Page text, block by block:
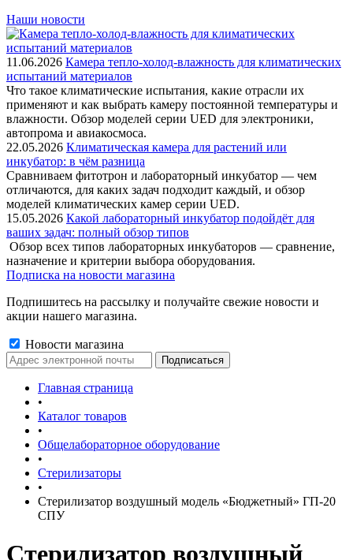
Наши новости
11.06.2026 Камера тепло-холод-влажность для климатических
испытаний материалов
Что такое климатические испытания, какие отрасли их
применяют и как выбрать камеру постоянной температуры и
влажности. Обзор моделей серии UED для электроники,
автопрома и авиакосмоса.
22.05.2026 Климатическая камера для растений или
инкубатор: в чём разница
Сравниваем фитотрон и лабораторный инкубатор — чем
отличаются, для каких задач подходит каждый, и обзор
моделей климатических камер серии UED.
15.05.2026 Какой лабораторный инкубатор подойдёт для
ваших задач: полный обзор типов
Обзор всех типов лабораторных инкубаторов — сравнение,
назначение и критерии выбора оборудования.
Подписка на новости магазина
Подпишитесь на рассылку и получайте свежие новости и
акции нашего магазина.
Новости магазина
Главная страница
•
Каталог товаров
•
Общелабораторное оборудование
•
Стерилизаторы
•
Стерилизатор воздушный модель «Бюджетный» ГП-20
СПУ
Стерилизатор воздушный